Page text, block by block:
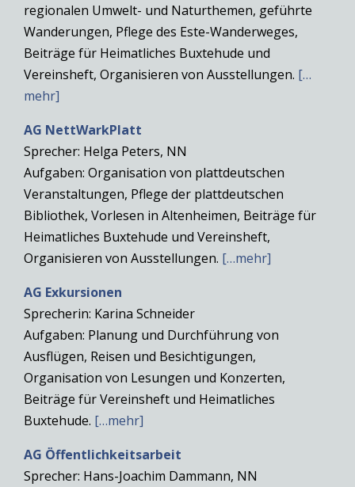
regionalen Umwelt- und Naturthemen, geführte
Wanderungen, Pflege des Este-Wanderweges,
Beiträge für Heimatliches Buxtehude und
Vereinsheft, Organisieren von Ausstellungen. […
mehr]
AG NettWarkPlatt
Sprecher: Helga Peters, NN
Aufgaben: Organisation von plattdeutschen
Veranstaltungen, Pflege der plattdeutschen
Bibliothek, Vorlesen in Altenheimen, Beiträge für
Heimatliches Buxtehude und Vereinsheft,
Organisieren von Ausstellungen. […mehr]
AG Exkursionen
Sprecherin: Karina Schneider
Aufgaben: Planung und Durchführung von
Ausflügen, Reisen und Besichtigungen,
Organisation von Lesungen und Konzerten,
Beiträge für Vereinsheft und Heimatliches
Buxtehude. […mehr]
AG Öffentlichkeitsarbeit
Sprecher: Hans-Joachim Dammann, NN